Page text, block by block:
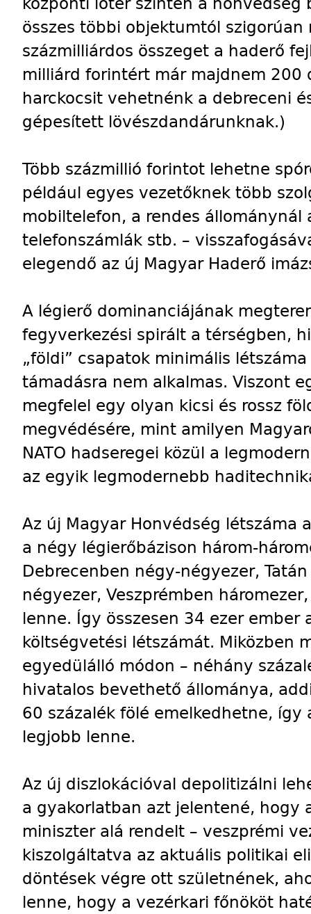
összes többi objektumtól
százmilliárdos összeget a haderő
milliárd forintért már majdnem 200
harckocsit vehetnénk a debreceni
gépesített lövészdandárunknak.)
Több százmillió forintot lehetne
például egyes vezetőknek több
mobiltelefon, a rendes állománynál
telefonszámlák stb. –
elegendő az új Magyar Haderő
A légierő dominanciájának
fegyverkezési spirált a térségben,
„földi” csapatok minimális
támadásra nem alkalmas. Viszont
megfelel egy olyan kicsi és rossz
megvédésére, mint amilyen
NATO hadseregei közül a
az egyik legmodernebb
Az új Magyar Honvédség létszáma
a négy légierőbázison három-
Debrecenben négy-négyezer,
négyezer, Veszprémben
lenne. Így összesen 34 ezer ember
költségvetési létszámát. Miközben
egyedülálló módon – néhány
hivatalos bevethető állománya,
60 százalék fölé emelkedhetne, így
legjobb lenne.
Az új diszlokációval depolitizálni
a gyakorlatban azt jelentené, hogy
miniszter alá rendelt – veszprémi
kiszolgáltatva az aktuális politikai
döntések végre ott születnének,
lenne, hogy a vezérkari főnököt